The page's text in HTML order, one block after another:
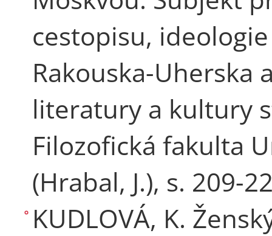
cestopisu,
Rakouska-Uherska
literatury a kultury
Filozofická fakulta
(Hrabal, J.), s. 209-
KUDLOVÁ, K.